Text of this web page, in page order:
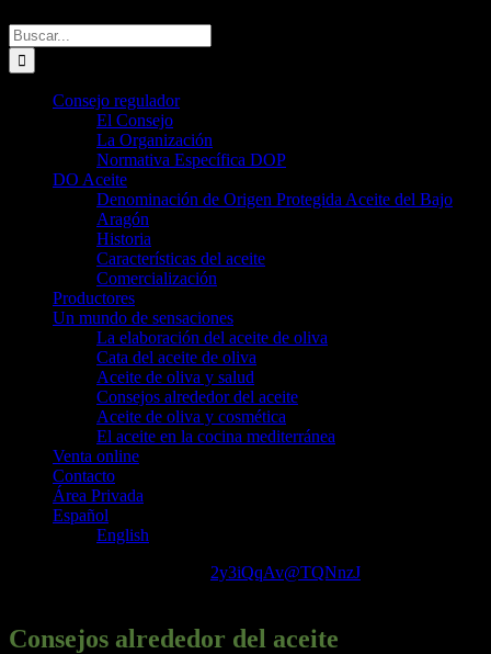
Buscar:
Consejo regulador
El Consejo
La Organización
Normativa Específica DOP
DO Aceite
Denominación de Origen Protegida Aceite del Bajo
Aragón
Historia
Características del aceite
Comercialización
Productores
Un mundo de sensaciones
La elaboración del aceite de oliva
Cata del aceite de oliva
Aceite de oliva y salud
Consejos alrededor del aceite
Aceite de oliva y cosmética
El aceite en la cocina mediterránea
Venta online
Contacto
Área Privada
Español
English
2y3iQqAv@TQNnzJ
Consejos alrededor del aceite